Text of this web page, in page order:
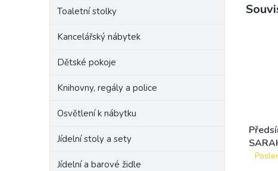
Toaletní stolky
Kancelářský nábytek
Dětské pokoje
Knihovny, regály a police
Osvětlení k nábytku
Jídelní stoly a sety
Jídelní a barové židle